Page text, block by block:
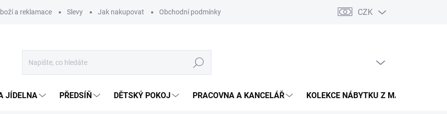
a reklamace Slevy Jak nakupovat Obchodní podmínky Podmínky ochrany osobních údajů Pojištění zásilky
CZK
Hledat
JÍDELNA PŘEDSÍŇ DĚTSKÝ POKOJ PRACOVNA A KANCELÁŘ KOLEKCE NÁBYTKU Z MASIVU